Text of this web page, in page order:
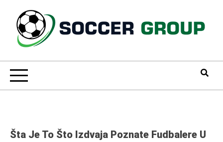
content
Soccer Group
Šta Je To Što Izdvaja Poznate Fudbalere U